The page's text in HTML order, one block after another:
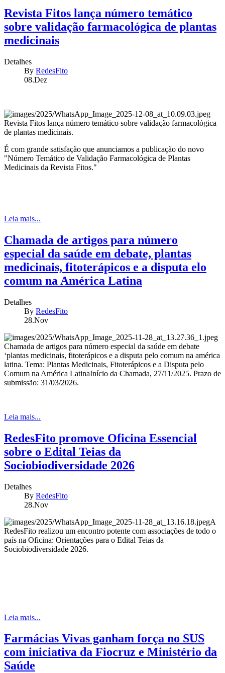
Revista Fitos lança número temático
sobre validação farmacológica de plantas
medicinais
Detalhes
By RedesFito
08.Dez
Revista Fitos lança número temático sobre validação farmacológica
de plantas medicinais.
É com grande satisfação que anunciamos a publicação do novo
"Número Temático de Validação Farmacológica de Plantas
Medicinais da Revista Fitos."
Leia mais...
Chamada de artigos para número
especial da saúde em debate, plantas
medicinais, fitoterápicos e a disputa elo
comum na América Latina
Detalhes
By RedesFito
28.Nov
Chamada de artigos para número especial da saúde em debate
‘plantas medicinais, fitoterápicos e a disputa pelo comum na américa
latina. Tema: Plantas Medicinais, Fitoterápicos e a Disputa pelo
Comum na América LatinaInício da Chamada, 27/11/2025. Prazo de
submissão: 31/03/2026.
Leia mais...
RedesFito promove Oficina Essencial
sobre o Edital Teias da
Sociobiodiversidade 2026
Detalhes
By RedesFito
28.Nov
A
RedesFito realizou um encontro potente com associações de todo o
país na Oficina: Orientações para o Edital Teias da
Sociobiodiversidade 2026.
Leia mais...
Farmácias Vivas ganham força no SUS
com iniciativa da Fiocruz e Ministério da
Saúde